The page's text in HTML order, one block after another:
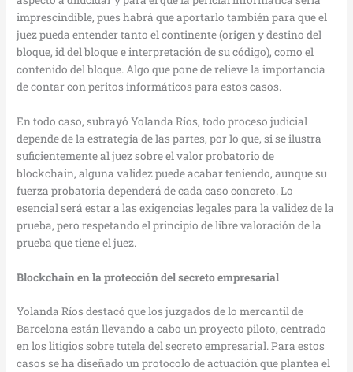
imprescindible, pues habrá que aportarlo también para que el
juez pueda entender tanto el continente (origen y destino del
bloque, id del bloque e interpretación de su código), como el
contenido del bloque. Algo que pone de relieve la importancia
de contar con peritos informáticos para estos casos.
En todo caso, subrayó Yolanda Ríos, todo proceso judicial
depende de la estrategia de las partes, por lo que, si se ilustra
suficientemente al juez sobre el valor probatorio de
blockchain, alguna validez puede acabar teniendo, aunque su
fuerza probatoria dependerá de cada caso concreto. Lo
esencial será estar a las exigencias legales para la validez de la
prueba, pero respetando el principio de libre valoración de la
prueba que tiene el juez.
Blockchain en la protección del secreto empresarial
Yolanda Ríos destacó que los juzgados de lo mercantil de
Barcelona están llevando a cabo un proyecto piloto, centrado
en los litigios sobre tutela del secreto empresarial. Para estos
casos se ha diseñado un protocolo de actuación que plantea el